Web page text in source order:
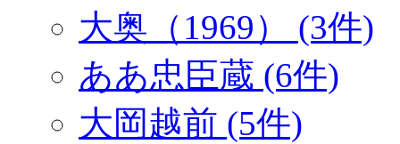
大奥（1969） (3件)
ああ忠臣蔵 (6件)
大岡越前 (5件)